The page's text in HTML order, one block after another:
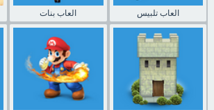
العاب بنات العاب تلبيس